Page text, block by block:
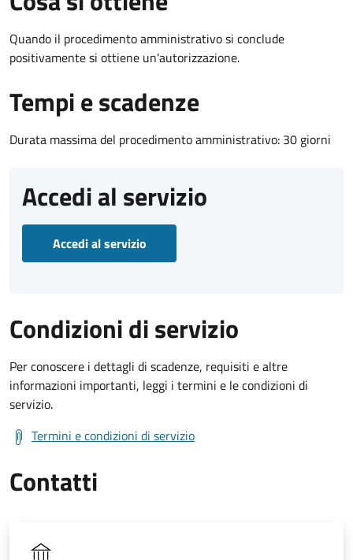
Quando il procedimento amministrativo si conclude
positivamente si ottiene un'autorizzazione.
Tempi e scadenze
Durata massima del procedimento amministrativo: 30 giorni
Accedi al servizio
Accedi al servizio
Condizioni di servizio
Per conoscere i dettagli di scadenze, requisiti e altre
informazioni importanti, leggi i termini e le condizioni di
servizio.
Termini e condizioni di servizio
Contatti